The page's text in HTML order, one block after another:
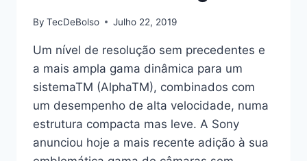
By TecDeBolso Julho 22, 2019
Um nível de resolução sem precedentes e
a mais ampla gama dinâmica para um
sistemaTM (AlphaTM), combinados com
um desempenho de alta velocidade, numa
estrutura compacta mas leve. A Sony
anunciou hoje a mais recente adição à sua